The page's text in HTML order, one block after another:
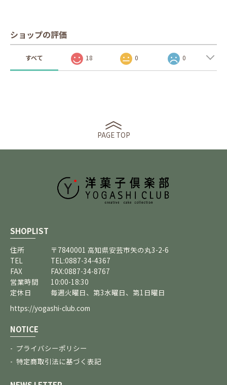
ショップの評価
すべて 18 0 0
PAGE TOP
SHOPLIST
住所
〒7840001 高知県安芸市矢の丸3-2-6
TEL
TEL:0887-34-4367
FAX
FAX:0887-34-8767
営業時間
10:00-18:30
定休日
毎週火曜日、第3水曜日、第1日曜日
https://yogashi-club.com
NOTICE
プライバシーポリシー
特定商取引法に基づく表記